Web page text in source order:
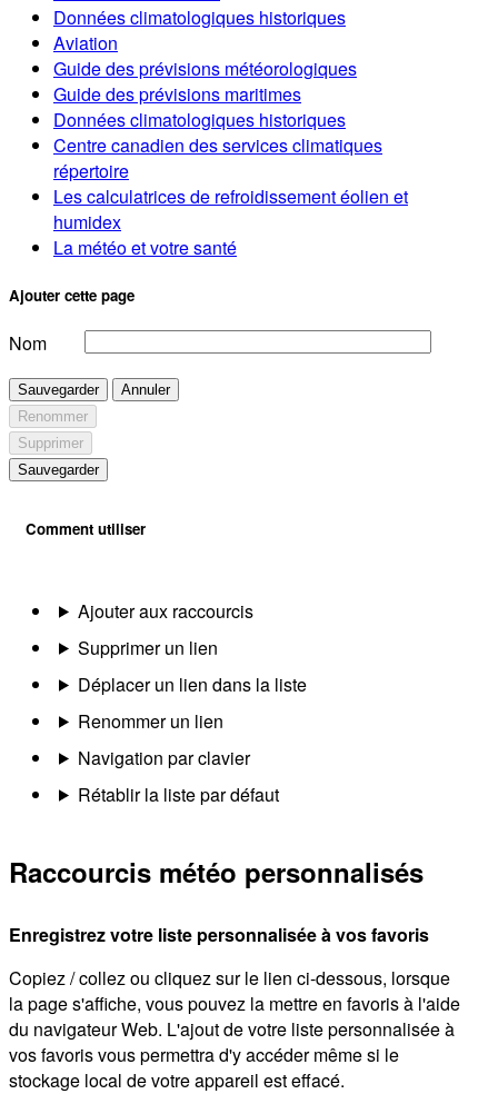
Données climatologiques historiques
Aviation
Guide des prévisions météorologiques
Guide des prévisions maritimes
Données climatologiques historiques
Centre canadien des services climatiques
répertoire
Les calculatrices de refroidissement éolien et
humidex
La météo et votre santé
Ajouter cette page
Nom
Sauvegarder
Annuler
Renommer
Supprimer
Sauvegarder
Comment utiliser
Ajouter aux raccourcis
Supprimer un lien
Déplacer un lien dans la liste
Renommer un lien
Navigation par clavier
Rétablir la liste par défaut
Raccourcis météo personnalisés
Enregistrez votre liste personnalisée à vos favoris
Copiez / collez ou cliquez sur le lien ci-dessous, lorsque
la page s'affiche, vous pouvez la mettre en favoris à l'aide
du navigateur Web. L'ajout de votre liste personnalisée à
vos favoris vous permettra d'y accéder même si le
stockage local de votre appareil est effacé.